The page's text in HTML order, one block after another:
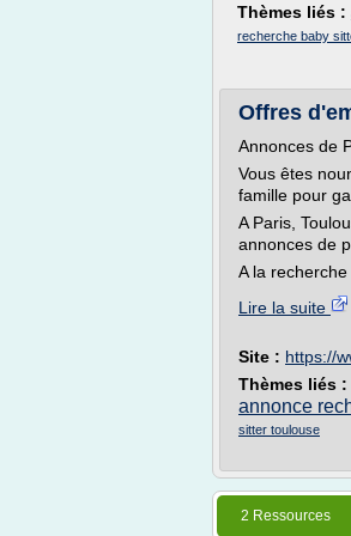
Thèmes liés :
recherche baby
Offres
Annonces de
Vous êtes
famille pour
A Paris,
annonces de
A la recherche
Lire la suite
Site : https://
Thèmes liés :
annonce
sitter toulouse
2 Ressources